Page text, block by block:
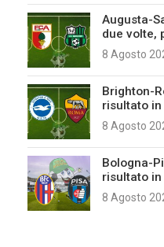
Augusta-
due volte,
8 Agosto
Brighton-
risultato
8 Agosto
Bologna-
risultato
8 Agosto